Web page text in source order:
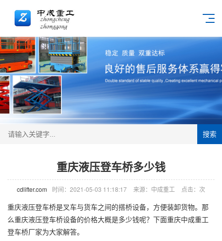
搜索
重庆液压登车桥多少钱
cdlifter.com 时间：2021-05-03 11:18:17 来源：中成重工 点击： 次
重庆液压登车桥是叉车与货车之间的搭桥设备，方便装卸货物。那
么重庆液压登车桥设备的价格大概是多少钱呢？下面重庆中成重工
登车桥厂家为大家解答。